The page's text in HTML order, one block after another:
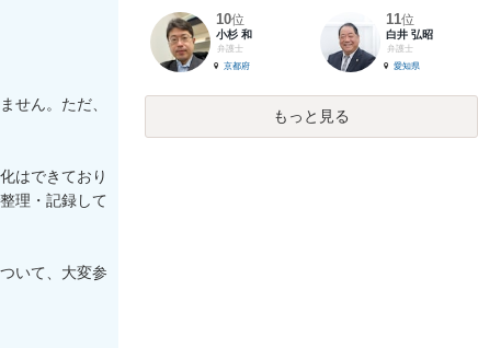
せん。ただ、
はできており
理・記録して
いて、大変参
10位
小杉 和
弁護士
京都府
11位
白井 弘昭
弁護士
愛知県
もっと見る